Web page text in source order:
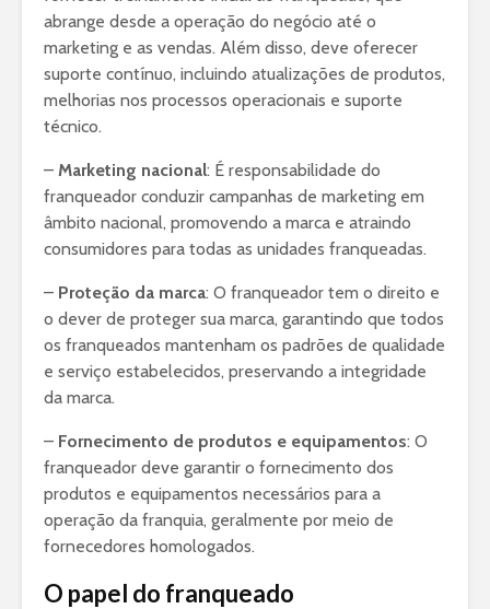
abrange desde a operação do negócio até o
marketing e as vendas. Além disso, deve oferecer
suporte contínuo, incluindo atualizações de produtos,
melhorias nos processos operacionais e suporte
técnico.
– Marketing nacional: É responsabilidade do
franqueador conduzir campanhas de marketing em
âmbito nacional, promovendo a marca e atraindo
consumidores para todas as unidades franqueadas.
– Proteção da marca: O franqueador tem o direito e
o dever de proteger sua marca, garantindo que todos
os franqueados mantenham os padrões de qualidade
e serviço estabelecidos, preservando a integridade
da marca.
– Fornecimento de produtos e equipamentos: O
franqueador deve garantir o fornecimento dos
produtos e equipamentos necessários para a
operação da franquia, geralmente por meio de
fornecedores homologados.
O papel do franqueado